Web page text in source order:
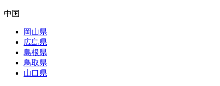
中国
岡山県
広島県
島根県
鳥取県
山口県